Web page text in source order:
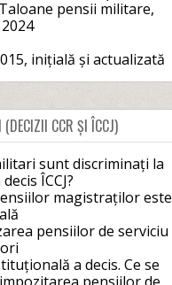
pensii militare,
inițială și actualizată
(DECIZII CCR ȘI ÎCCJ)
sunt discriminați la
ÎCCJ?
magistraților este
pensiilor de serviciu
a decis. Ce se